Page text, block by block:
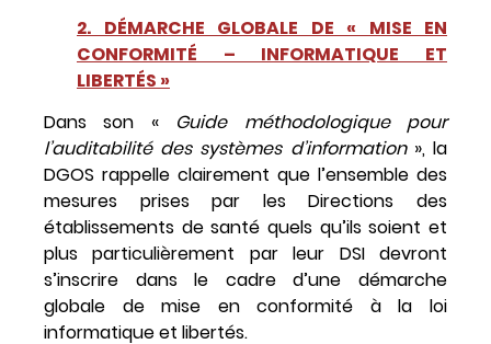
2. DÉMARCHE GLOBALE DE « MISE EN
CONFORMITÉ – INFORMATIQUE ET
LIBERTÉS »
Dans son « Guide méthodologique pour
l’auditabilité des systèmes d’information», la
DGOS rappelle clairement que l’ensemble des
mesures prises par les Directions des
établissements de santé quels qu’ils soient et
plus particulièrement par leur DSI devront
s’inscrire dans le cadre d’une démarche
globale de mise en conformité à la loi
informatique et libertés.